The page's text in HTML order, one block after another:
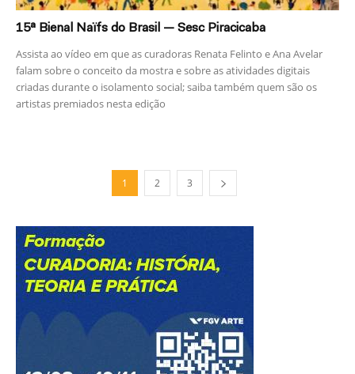
15ª Bienal Naïfs do Brasil — Sesc Piracicaba
Assista ao vídeo em que as curadoras Renata Felinto e Ana Avelar
falam sobre o conceito da mostra e sobre as atividades digitais
criadas durante o isolamento social; saiba também quem são os
artistas premiados nesta edição
1 2 3